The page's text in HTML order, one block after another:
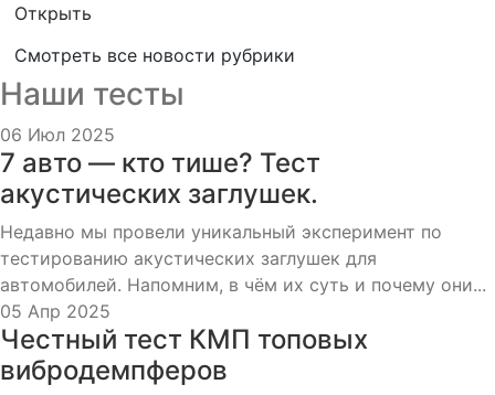
Открыть
Смотреть все новости рубрики
Наши тесты
06 Июл 2025
7 авто — кто тише? Тест
акустических заглушек.
Недавно мы провели уникальный эксперимент по
тестированию акустических заглушек для
автомобилей. Напомним, в чём их суть и почему они...
05 Апр 2025
Честный тест КМП топовых
вибродемпферов